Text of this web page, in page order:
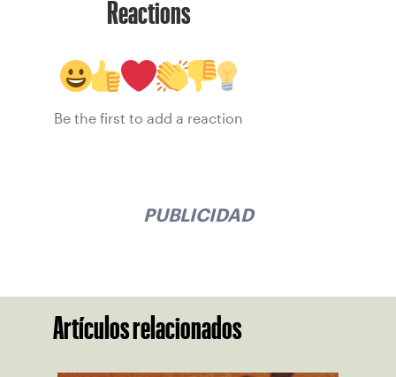
Reactions
Be the first to add a reaction
PUBLICIDAD
Artículos relacionados